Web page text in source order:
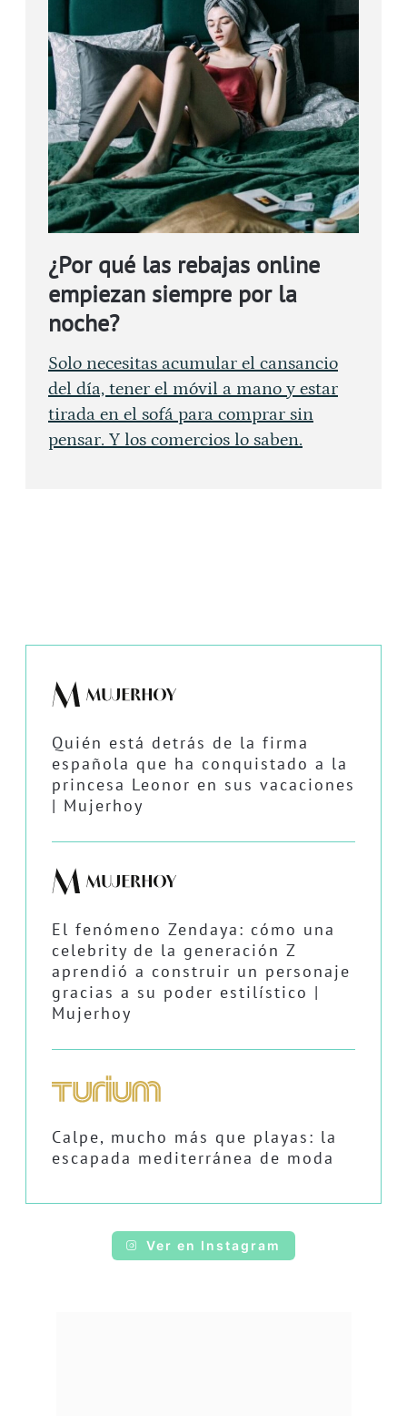
¿Por qué las rebajas online
empiezan siempre por la
noche?
Solo necesitas acumular el cansancio
del día, tener el móvil a mano y estar
tirada en el sofá para comprar sin
pensar. Y los comercios lo saben.
Quién está detrás de la firma
española que ha conquistado a la
princesa Leonor en sus vacaciones
| Mujerhoy
El fenómeno Zendaya: cómo una
celebrity de la generación Z
aprendió a construir un personaje
gracias a su poder estilístico |
Mujerhoy
Calpe, mucho más que playas: la
escapada mediterránea de moda
Ver en Instagram